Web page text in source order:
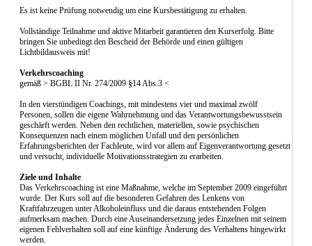
Es ist keine Prüfung notwendig um eine Kursbestätigung zu erhalten.
Vollständige Teilnahme und aktive Mitarbeit garantieren den Kurserfolg. Bitte
bringen Sie unbedingt den Bescheid der Behörde und einen gültigen
Lichtbildausweis mit!
Verkehrscoaching
gemäß > BGBL II Nr. 274/2009 §14 Abs.3 <
In den vierstündigen Coachings, mit mindestens vier und maximal zwölf
Personen, sollen die eigene Wahrnehmung und das Verantwortungsbewusstsein
geschärft werden. Neben den rechtlichen, materiellen, sowie psychischen
Konsequenzen nach einem möglichen Unfall und den persönlichen
Erfahrungsberichten der Fachleute, wird vor allem auf Eigenverantwortung gesetzt
und versucht, individuelle Motivationsstrategien zu erarbeiten.
Ziele und Inhalte
Das Verkehrscoaching ist eine Maßnahme, welche im September 2009 eingeführt
wurde. Der Kurs soll auf die besonderen Gefahren des Lenkens von
Kraftfahrzeugen unter Alkoholeinfluss und die daraus entstehenden Folgen
aufmerksam machen. Durch eine Auseinandersetzung jedes Einzelnen mit seinem
eigenen Fehlverhalten soll auf eine künftige Änderung des Verhaltens hingewirkt
werden.